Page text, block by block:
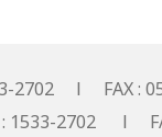
2702 l FAX :
: 1533-2702 l